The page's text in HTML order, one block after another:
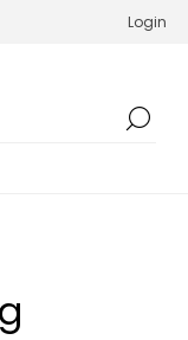
Login